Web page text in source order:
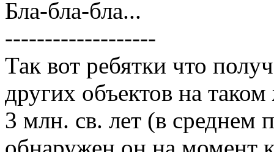
Бла-бла-бла...
-------------------
Так вот ребятки что
других объектов на
3 млн. св. лет (в среднем